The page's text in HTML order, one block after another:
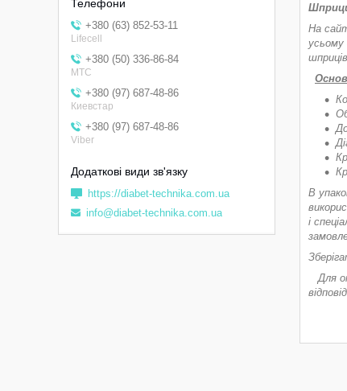
На
усьому
В
і
Для
+380 (63) 852-53-11
Lifecell
+380 (50) 336-86-84
МТС
+380 (97) 687-48-86
Киевстар
+380 (97) 687-48-86
Viber
https://diabet-technika.com.ua
info@diabet-technika.com.ua